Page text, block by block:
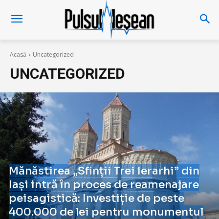
Acasă Uncategorized
UNCATEGORIZED
Mănăstirea „Sfinții Trei Ierarhi” din
Iași intră în proces de reamenajare
peisagistică: Investiție de peste
400.000 de lei pentru monumentul